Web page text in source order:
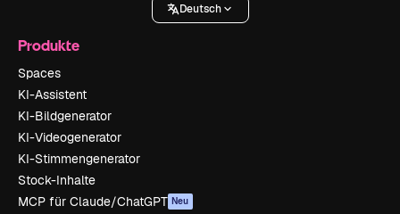
Deutsch
Produkte
Spaces
KI-Assistent
KI-Bildgenerator
KI-Videogenerator
KI-Stimmengenerator
Stock-Inhalte
MCP für Claude/ChatGPT Neu